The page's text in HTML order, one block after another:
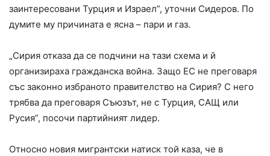
заинтересовани Турция и Израел”, уточни Сидеров. По
думите му причината е ясна – пари и газ.
„Сирия отказа да се подчини на тази схема и й
организираха гражданска война. Защо ЕС не преговаря
със законно избраното правителство на Сирия? С него
трябва да преговаря Съюзът, не с Турция, САЩ или
Русия”, посочи партийният лидер.
Относно новия мигрантски натиск той каза, че в